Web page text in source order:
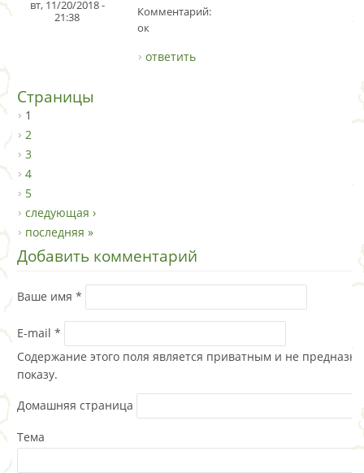
вт, 11/20/2018 -
21:38
Комментарий:
ок
ответить
Страницы
1
2
3
4
5
следующая ›
последняя »
Добавить комментарий
Ваше имя *
E-mail *
Содержание этого поля является приватным и не
показу.
Домашняя страница
Тема